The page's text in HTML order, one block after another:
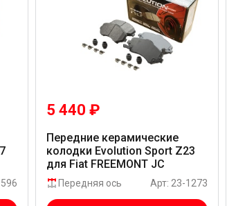
5 440 ₽
Передние керамические
колодки Evolution Sport Z23
для Fiat FREEMONT JC
Передняя ось Арт: 23-1273